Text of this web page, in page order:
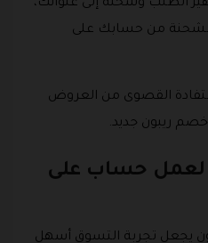
الطلب وشحنه إلى عنوانك،
الشحنة من حسابك على
القصوى من العروض
ريبون جديد.
لعمل حساب على
يجعل تجربة التسوق أسهل